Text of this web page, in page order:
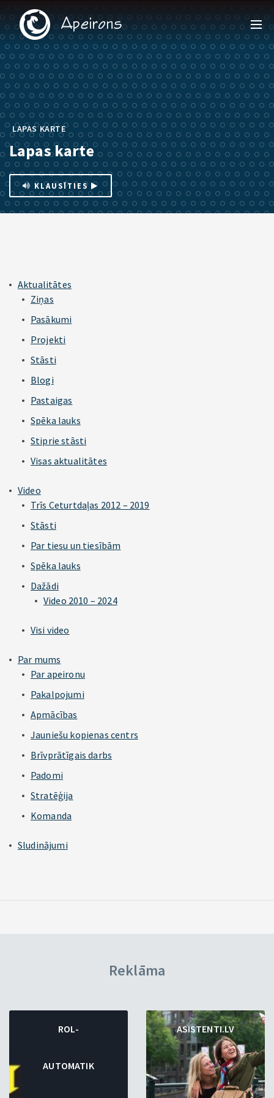
LAPAS KARTE
Lapas karte
KLAUSĪTIES
Aktualitātes
Ziņas
Pasākumi
Projekti
Stāsti
Blogi
Pastaigas
Spēka lauks
Stiprie stāsti
Visas aktualitātes
Video
Trīs Ceturtdaļas 2012 – 2019
Stāsti
Par tiesu un tiesībām
Spēka lauks
Dažādi
Video 2010 – 2024
Visi video
Par mums
Par apeironu
Pakalpojumi
Apmācības
Jauniešu kopienas centrs
Brīvprātīgais darbs
Padomi
Stratēģija
Komanda
Sludinājumi
Reklāma
ROL-
AUTOMATIK
ASISTENTI.LV